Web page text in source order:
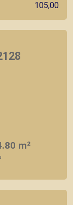
105,00
m²